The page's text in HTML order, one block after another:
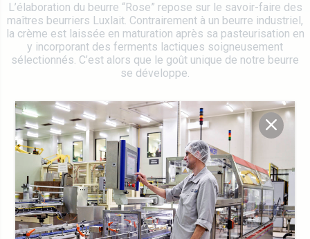
L’élaboration du beurre “Rose” repose sur le savoir-faire des
maîtres beurriers Luxlait. Contrairement à un beurre industriel,
la crème est laissée en maturation après sa pasteurisation en
y incorporant des ferments lactiques soigneusement
sélectionnés. C’est alors que le goût unique de notre beurre
se développe.
AOP Sans conservateurs